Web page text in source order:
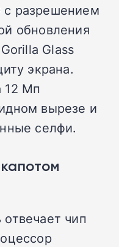
с разрешением
обновления
Glass
экрана.
12 Мп
вырезе и
селфи.
чип